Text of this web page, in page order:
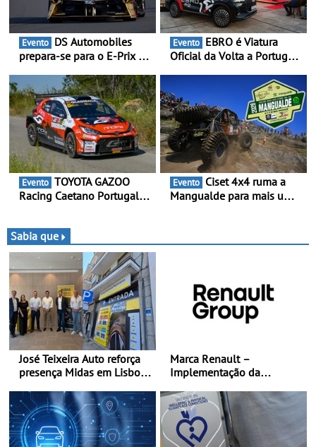
Evento
prepara-se para o E-Prix de
vai acolher duas corridas
noturnas, uma estreia para
no campeonato
Evento
Oficial da Volta a Portugal
presença nacional ao lado
da mítica prova de ciclismo
e leva a sua gama SUV
multi-energia às estradas
de Portugal
Evento
Racing Caetano Portugal
Almeida e Kris Meeke
Evento
Mangualde para mais um
Sabia que
José Teixeira Auto reforça
presença Midas em Lisboa
Grande - E assinatura para
nova unidade em Vialonga
Marca Renault –
Implementação da
combinando crescimento,
eletrificação e criação de
valor